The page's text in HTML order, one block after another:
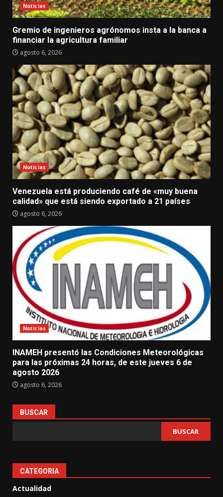
Noticias
Gremio de ingenieros agrónomos insta a la banca a
financiar la agricultura familiar
agosto 6, 2026
Noticias
Venezuela está produciendo café de «muy buena
calidad» que está siendo exportado a 21 países
agosto 6, 2026
Noticias
INAMEH presentó las Condiciones Meteorológicas
para las próximas 24 horas, de este jueves 6 de
agosto 2026
agosto 6, 2026
BUSCAR
BUSCAR
CATEGORIA
Actualidad